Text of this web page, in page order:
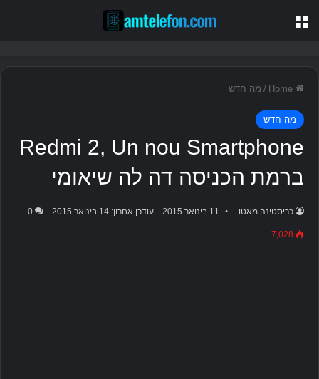
/ מה חדש
מה חדש
Redmi 2, Un nou Smartphone
ברמת הכניסה דה לה שיאומי
כריסטינה מאטו 11 בינואר 2015 עודכן אחרון: 14 בינואר 2015 0
7,028